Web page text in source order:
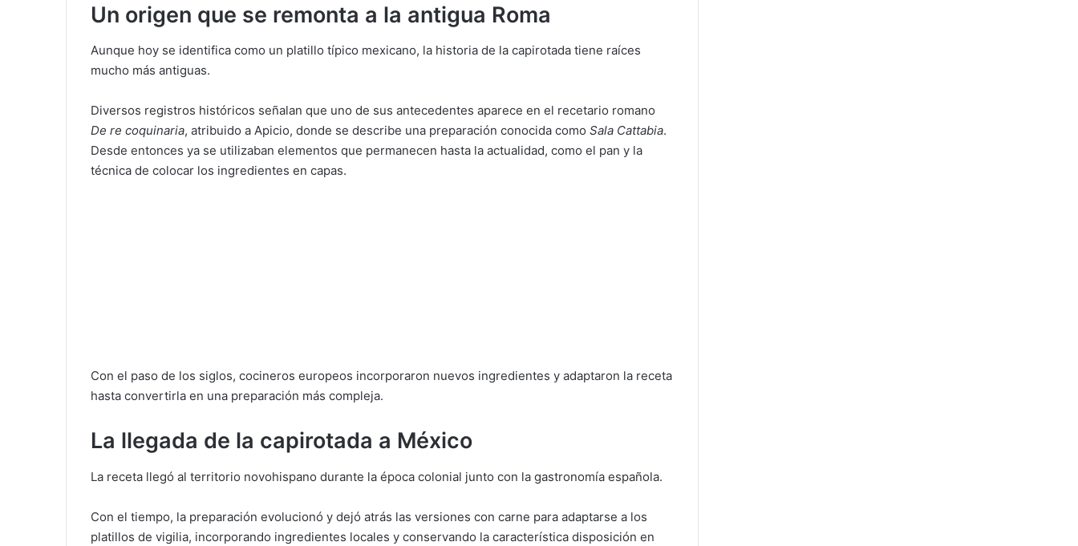
Un origen que se remonta a la antigua Roma
Aunque hoy se identifica como un platillo típico mexicano, la historia de la capirotada tiene raíces
mucho más antiguas.
Diversos registros históricos señalan que uno de sus antecedentes aparece en el recetario romano
De re coquinaria, atribuido a Apicio, donde se describe una preparación conocida comoSala Cattabia.
Desde entonces ya se utilizaban elementos que permanecen hasta la actualidad, como el pan y la
técnica de colocar los ingredientes en capas.
Con el paso de los siglos, cocineros europeos incorporaron nuevos ingredientes y adaptaron la receta
hasta convertirla en una preparación más compleja.
La llegada de la capirotada a México
La receta llegó al territorio novohispano durante la época colonial junto con la gastronomía española.
Con el tiempo, la preparación evolucionó y dejó atrás las versiones con carne para adaptarse a los
platillos de vigilia, incorporando ingredientes locales y conservando la característica disposición en